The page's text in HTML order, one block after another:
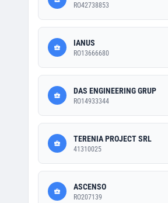
RO42738853
IANUS
RO13666680
DAS ENGINEERING GRUP
RO14933344
TERENIA PROJECT SRL
41310025
ASCENSO
RO207139